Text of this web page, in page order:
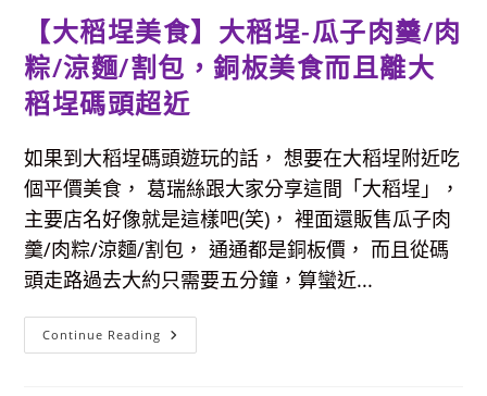
味
極
上
厚
茶
奶
霜
王
品
新
品
牌
【大稻埕美食】大稻埕-瓜子肉羹/肉
粽/涼麵/割包，銅板美食而且離大
稻埕碼頭超近
如果到大稻埕碼頭遊玩的話， 想要在大稻埕附近吃
個平價美食， 葛瑞絲跟大家分享這間「大稻埕」，
主要店名好像就是這樣吧(笑)， 裡面還販售瓜子肉
羹/肉粽/涼麵/割包， 通通都是銅板價， 而且從碼
頭走路過去大約只需要五分鐘，算蠻近...
Continue Reading 【大
稻